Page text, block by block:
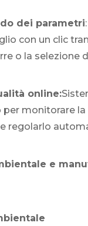
dei parametri
con un clic
o la selezione
online:
per monitorare
regolarlo
e